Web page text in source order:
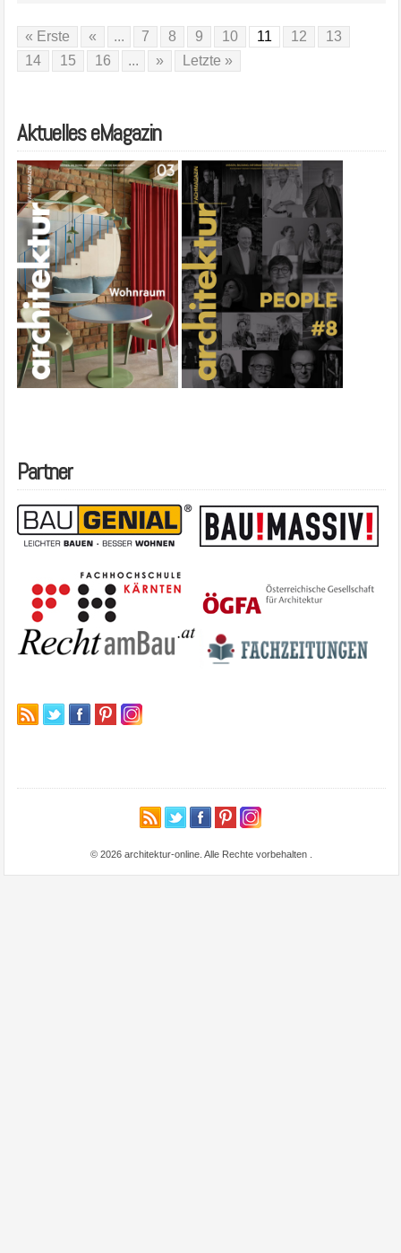
« Erste « ... 7 8 9 10 11 12
13
14
15 16 ... » Letzte »
Aktuelles eMagazin
Partner
© 2026 architektur-online. Alle Rechte vorbehalten .